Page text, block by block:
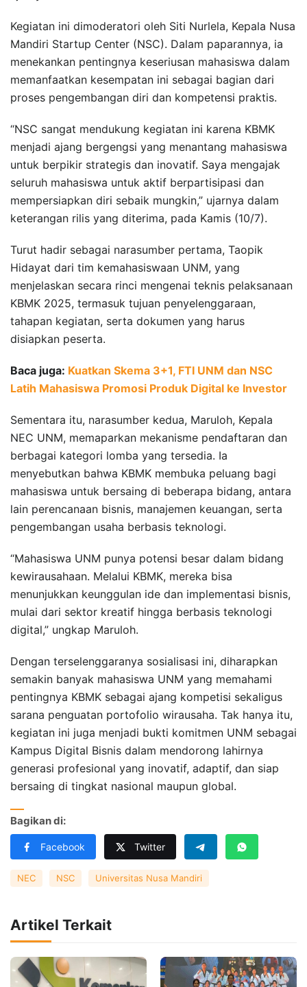
Kegiatan ini dimoderatori oleh Siti Nurlela, Kepala Nusa
Mandiri Startup Center (NSC). Dalam paparannya, ia
menekankan pentingnya keseriusan mahasiswa dalam
memanfaatkan kesempatan ini sebagai bagian dari
proses pengembangan diri dan kompetensi praktis.
“NSC sangat mendukung kegiatan ini karena KBMK
menjadi ajang bergengsi yang menantang mahasiswa
untuk berpikir strategis dan inovatif. Saya mengajak
seluruh mahasiswa untuk aktif berpartisipasi dan
mempersiapkan diri sebaik mungkin,” ujarnya dalam
keterangan rilis yang diterima, pada Kamis (10/7).
Turut hadir sebagai narasumber pertama, Taopik
Hidayat dari tim kemahasiswaan UNM, yang
menjelaskan secara rinci mengenai teknis pelaksanaan
KBMK 2025, termasuk tujuan penyelenggaraan,
tahapan kegiatan, serta dokumen yang harus
disiapkan peserta.
Baca juga: Kuatkan Skema 3+1, FTI UNM dan NSC
Latih Mahasiswa Promosi Produk Digital ke Investor
Sementara itu, narasumber kedua, Maruloh, Kepala
NEC UNM, memaparkan mekanisme pendaftaran dan
berbagai kategori lomba yang tersedia. Ia
menyebutkan bahwa KBMK membuka peluang bagi
mahasiswa untuk bersaing di beberapa bidang, antara
lain perencanaan bisnis, manajemen keuangan, serta
pengembangan usaha berbasis teknologi.
“Mahasiswa UNM punya potensi besar dalam bidang
kewirausahaan. Melalui KBMK, mereka bisa
menunjukkan keunggulan ide dan implementasi bisnis,
mulai dari sektor kreatif hingga berbasis teknologi
digital,” ungkap Maruloh.
Dengan terselenggaranya sosialisasi ini, diharapkan
semakin banyak mahasiswa UNM yang memahami
pentingnya KBMK sebagai ajang kompetisi sekaligus
sarana penguatan portofolio wirausaha. Tak hanya itu,
kegiatan ini juga menjadi bukti komitmen UNM sebagai
Kampus Digital Bisnis dalam mendorong lahirnya
generasi profesional yang inovatif, adaptif, dan siap
bersaing di tingkat nasional maupun global.
Bagikan di:
Facebook Twitter
NEC NSC Universitas Nusa Mandiri
Artikel Terkait